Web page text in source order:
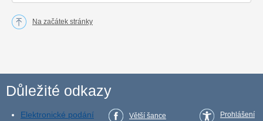
Na začátek stránky
Důležité odkazy
Elektronické podání
Větší šance
Prohlášení